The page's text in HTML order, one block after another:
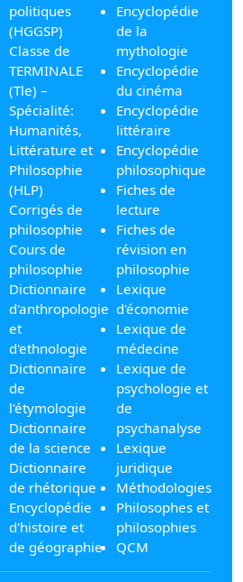
politiques
(HGGSP)
Classe de
TERMINALE
(Tle) –
Spécialité:
Humanités,
Littérature et
Philosophie
(HLP)
Corrigés de
philosophie
Cours de
philosophie
Dictionnaire
d'anthropologie
et
d'ethnologie
Dictionnaire
de
l'étymologie
Dictionnaire
de la science
Dictionnaire
de rhétorique
Encyclopédie
d'histoire et
de géographie
Encyclopédie
de la
mythologie
Encyclopédie
du cinéma
Encyclopédie
littéraire
Encyclopédie
philosophique
Fiches de
lecture
Fiches de
révision en
philosophie
Lexique
d'économie
Lexique de
médecine
Lexique de
psychologie et
de
psychanalyse
Lexique
juridique
Méthodologies
Philosophes et
philosophies
QCM